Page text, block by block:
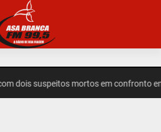
suspeitos mortos em confronto em